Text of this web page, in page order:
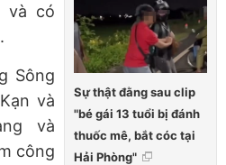
Sự thật đằng sau clip
"bé gái 13 tuổi bị đánh
thuốc mê, bắt cóc tại
Hải Phòng"
và có
Sông
và
và
công